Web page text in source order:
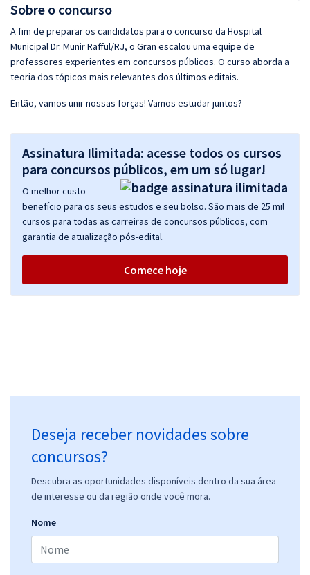
Sobre o concurso
A fim de preparar os candidatos para o concurso da Hospital
Municipal Dr. Munir Rafful/RJ, o Gran escalou uma equipe de
professores experientes em concursos públicos. O curso aborda a
teoria dos tópicos mais relevantes dos últimos editais.
Então, vamos unir nossas forças! Vamos estudar juntos?
Assinatura Ilimitada: acesse todos os cursos
para concursos públicos, em um só lugar!
O melhor custo
benefício para os seus estudos e seu bolso. São mais de 25 mil
cursos para todas as carreiras de concursos públicos, com
garantia de atualização pós-edital.
Comece hoje
Deseja receber novidades sobre
concursos?
Descubra as oportunidades disponíveis dentro da sua área
de interesse ou da região onde você mora.
Nome